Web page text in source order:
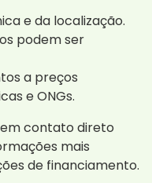
e da localização.
podem ser
a preços
e ONGs.
contato direto
mais
de financiamento.